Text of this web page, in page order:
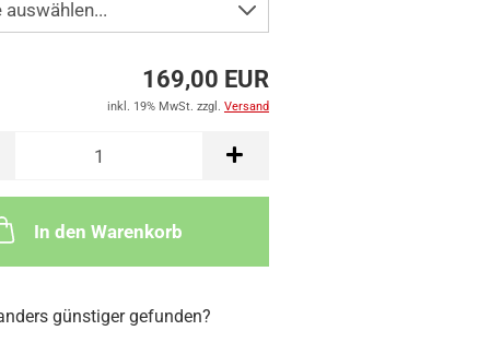
169,00 EUR
inkl. 19% MwSt. zzgl. Versand
In den Warenkorb
günstiger gefunden?